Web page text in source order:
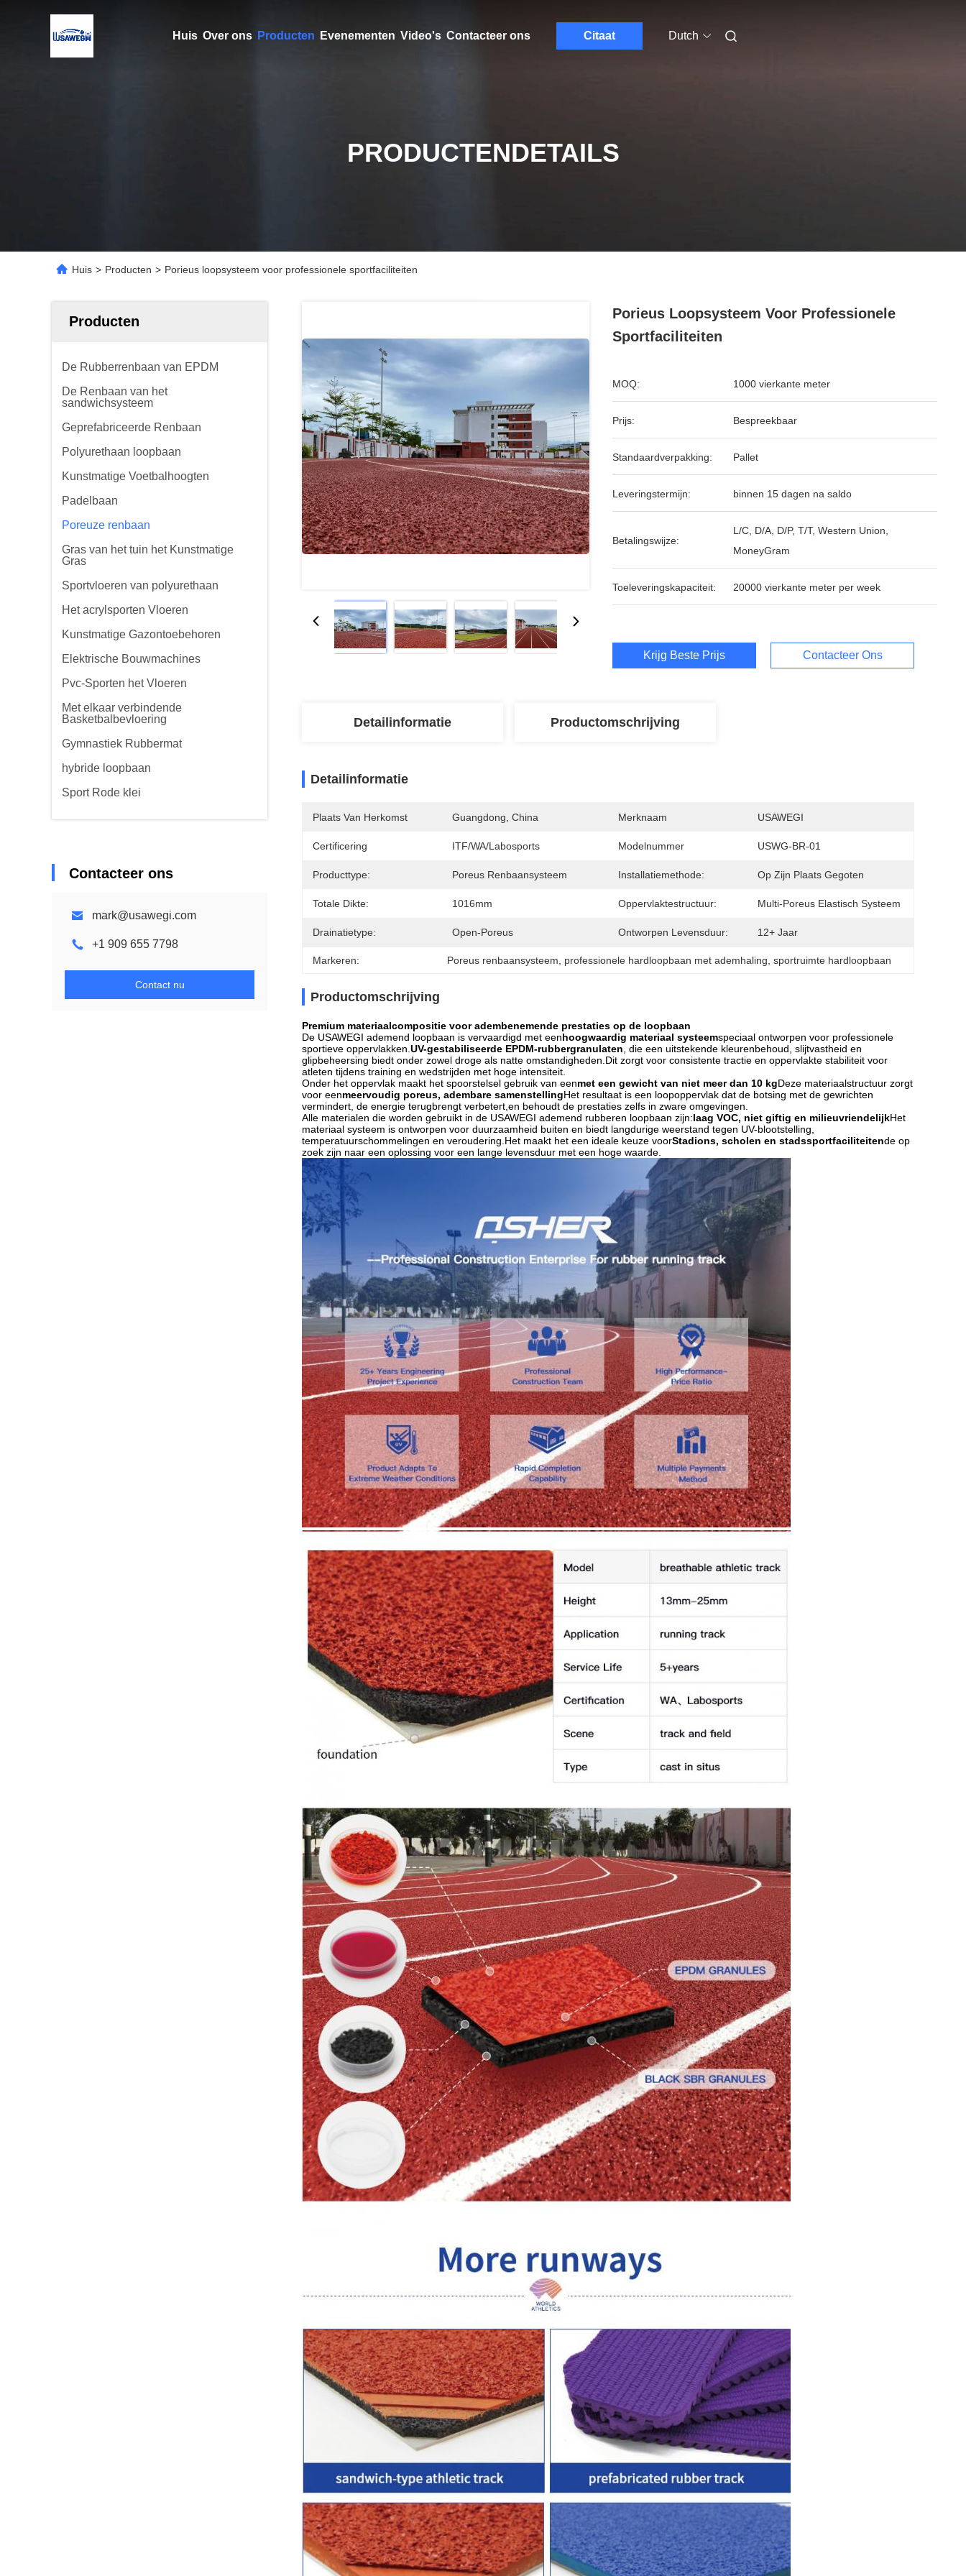
Huis Over ons Producten Evenementen Video's Contacteer ons Citaat Dutch
PRODUCTENDETAILS
Huis > Producten > Porieus loopsysteem voor professionele sportfaciliteiten
Producten
De Rubberrenbaan van EPDM
De Renbaan van het
sandwichsysteem
Geprefabriceerde Renbaan
Polyurethaan loopbaan
Kunstmatige Voetbalhoogten
Padelbaan
Poreuze renbaan
Gras van het tuin het Kunstmatige
Gras
Sportvloeren van polyurethaan
Het acrylsporten Vloeren
Kunstmatige Gazontoebehoren
Elektrische Bouwmachines
Pvc-Sporten het Vloeren
Met elkaar verbindende
Basketbalbevloering
Gymnastiek Rubbermat
hybride loopbaan
Sport Rode klei
Contacteer ons
mark@usawegi.com
+1 909 655 7798
Contact nu
Porieus Loopsysteem Voor Professionele
Sportfaciliteiten
MOQ: 1000 vierkante meter
Prijs: Bespreekbaar
Standaardverpakking: Pallet
Leveringstermijn: binnen 15 dagen na saldo
Betalingswijze:
L/C, D/A, D/P, T/T, Western Union,
MoneyGram
Toeleveringskapaciteit: 20000 vierkante meter per week
Krijg Beste Prijs Contacteer Ons
Detailinformatie Productomschrijving
Detailinformatie
Plaats Van Herkomst Guangdong, China Merknaam USAWEGI
Certificering ITF/WA/Labosports Modelnummer USWG-BR-01
Producttype: Poreus Renbaansysteem Installatiemethode: Op Zijn Plaats Gegoten
Totale Dikte: 1016mm Oppervlaktestructuur: Multi-Poreus Elastisch Systeem
Drainatietype: Open-Poreus Ontworpen Levensduur: 12+ Jaar
Markeren: Poreus renbaansysteem professionele hardloopbaan met ademhaling , sportruimte hardloopbaan
Productomschrijving
Premium materiaalcompositie voor adembenemende prestaties op de loopbaan
De USAWEGI ademend loopbaan is vervaardigd met eenhoogwaardig materiaal systeemspeciaal ontworpen voor professionele
sportieve oppervlakken. UV-gestabiliseerde EPDM-rubbergranulaten , die een uitstekende kleurenbehoud, slijtvastheid en
glipbeheersing biedt onder zowel droge als natte omstandigheden.Dit zorgt voor consistente tractie en oppervlakte stabiliteit voor
atleten tijdens training en wedstrijden met hoge intensiteit.
Onder het oppervlak maakt het spoorstelsel gebruik van eenmet een gewicht van niet meer dan 10 kgDeze materiaalstructuur zorgt
voor eenmeervoudig poreus, adembare samenstellingHet resultaat is een loopoppervlak dat de botsing met de gewrichten
vermindert, de energie terugbrengt verbetert,en behoudt de prestaties zelfs in zware omgevingen.
Alle materialen die worden gebruikt in de USAWEGI ademend rubberen loopbaan zijn:laag VOC, niet giftig en milieuvriendelijkHet
materiaal systeem is ontworpen voor duurzaamheid buiten en biedt langdurige weerstand tegen UV-blootstelling,
temperatuurschommelingen en veroudering.Het maakt het een ideale keuze voorStadions, scholen en stadssportfaciliteitende op
zoek zijn naar een oplossing voor een lange levensduur met een hoge waarde.